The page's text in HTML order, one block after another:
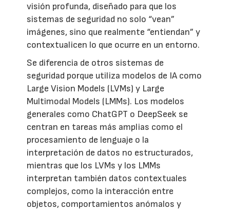
visión profunda, diseñado para que los
sistemas de seguridad no solo “vean”
imágenes, sino que realmente “entiendan” y
contextualicen lo que ocurre en un entorno.
Se diferencia de otros sistemas de
seguridad porque utiliza modelos de IA como
Large Vision Models (LVMs) y Large
Multimodal Models (LMMs). Los modelos
generales como ChatGPT o DeepSeek se
centran en tareas más amplias como el
procesamiento de lenguaje o la
interpretación de datos no estructurados,
mientras que los LVMs y los LMMs
interpretan también datos contextuales
complejos, como la interacción entre
objetos, comportamientos anómalos y